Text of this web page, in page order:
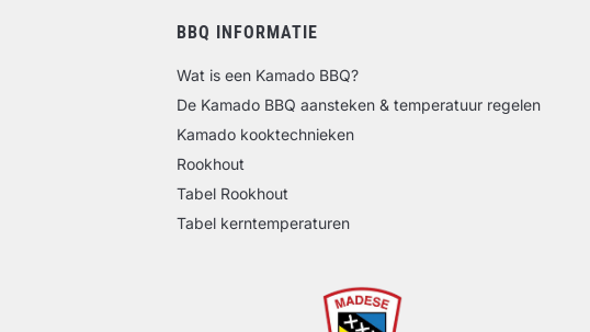
BBQ INFORMATIE
Wat is een Kamado BBQ?
De Kamado BBQ aansteken & temperatuur regelen
Kamado kooktechnieken
Rookhout
Tabel Rookhout
Tabel kerntemperaturen